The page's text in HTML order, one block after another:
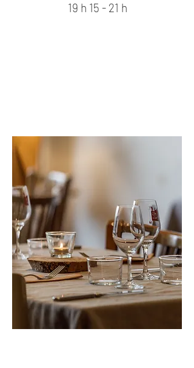
19 h 15 - 21 h